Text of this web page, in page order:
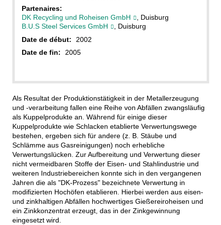
Partenaires:
DK Recycling und Roheisen GmbH
, Duisburg
B.U.S Steel Services GmbH
, Duisburg
Date de début:
2002
Date de fin:
2005
Als Resultat der Produktionstätigkeit in der Metallerzeugung
und -verarbeitung fallen eine Reihe von Abfällen zwangsläufig
als Kuppel­produkte an. Während für einige dieser
Kuppelprodukte wie Schlacken etablierte Verwertungswege
bestehen, ergeben sich für andere (z. B. Stäube und
Schlämme aus Gasreinigungen) noch erhebliche
Verwertungslücken. Zur Aufbereitung und Ver­wertung dieser
nicht vermeidbaren Stoffe der Eisen- und Stahlindustrie und
weiteren Industriebereichen konnte sich in den ver­gangenen
Jahren die als "DK-Prozess" bezeichnete Verwertung in
modifizierten Hochöfen etablieren. Hierbei werden aus eisen-
und zinkhaltigen Abfällen hochwertiges Gießereiroheisen und
ein Zinkkonzentrat erzeugt, das in der Zinkgewinnung
eingesetzt wird.